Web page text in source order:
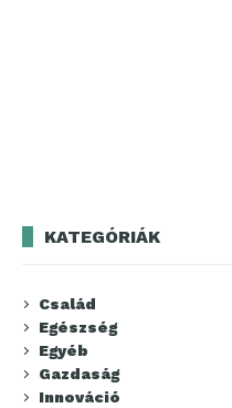
KATEGÓRIÁK
Család
Egészség
Egyéb
Gazdaság
Innováció